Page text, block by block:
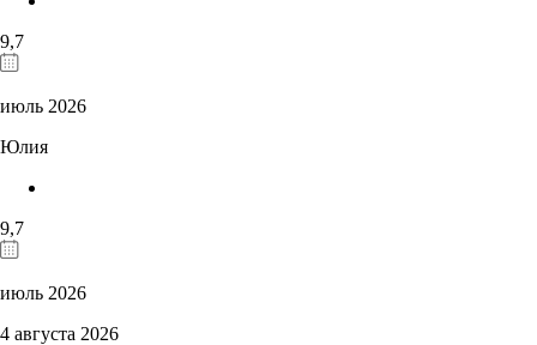
9,7
июль 2026
Юлия
9,7
июль 2026
4 августа 2026